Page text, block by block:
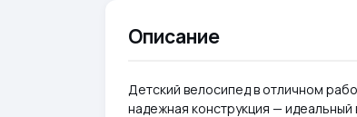
Описание
Детский велосипед в отличном
надежная конструкция —